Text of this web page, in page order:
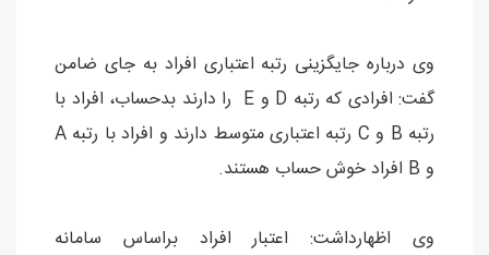
وی درباره جایگزینی رتبه اعتباری افراد به جای ضامن
گفت: افرادی که رتبه D و E را دارند بدحساب، افراد با
رتبه B و C رتبه اعتباری متوسط دارند و افراد با رتبه A
و B افراد خوش حساب هستند.
وی اظهارداشت: اعتبار افراد براساس سامانه